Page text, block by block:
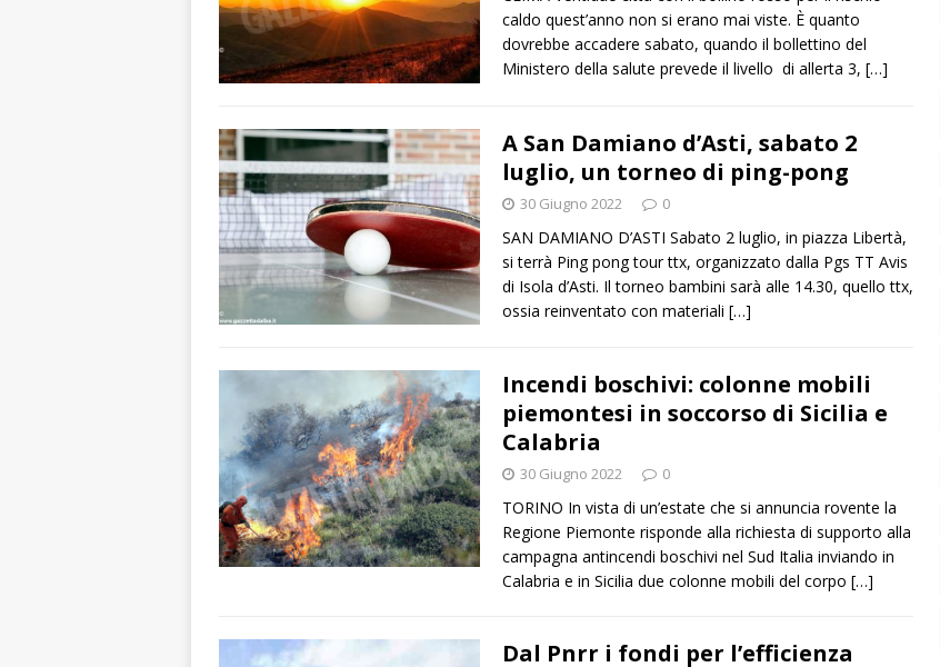
caldo quest’anno non si erano mai viste. È quanto
dovrebbe accadere sabato, quando il bollettino del
Ministero della salute prevede il livello di allerta 3, […]
A San Damiano d’Asti, sabato 2
luglio, un torneo di ping-pong
30 Giugno 2022 0
SAN DAMIANO D’ASTI Sabato 2 luglio, in piazza Libertà,
si terrà Ping pong tour ttx, organizzato dalla Pgs TT Avis
di Isola d’Asti. Il torneo bambini sarà alle 14.30, quello ttx,
ossia reinventato con materiali […]
Incendi boschivi: colonne mobili
piemontesi in soccorso di Sicilia e
Calabria
30 Giugno 2022 0
TORINO In vista di un’estate che si annuncia rovente la
Regione Piemonte risponde alla richiesta di supporto alla
campagna antincendi boschivi nel Sud Italia inviando in
Calabria e in Sicilia due colonne mobili del corpo […]
Dal Pnrr i fondi per l’efficienza